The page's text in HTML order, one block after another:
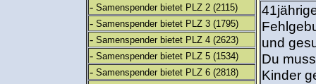
- Samenspender bietet PLZ 2 (2115)
- Samenspender bietet PLZ 3 (1795)
- Samenspender bietet PLZ 4 (2623)
- Samenspender bietet PLZ 5 (1534)
- Samenspender bietet PLZ 6 (2818)
und
Du
Kinder